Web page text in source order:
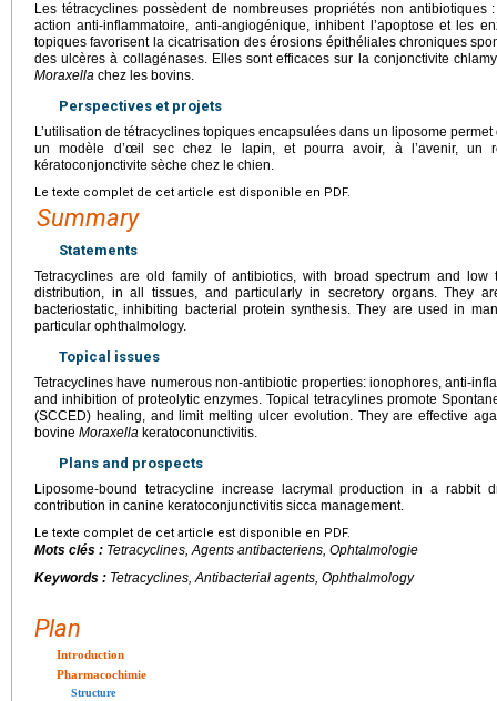
Les tétracyclines possèdent de nombreuses propriétés non
action anti-inflammatoire, anti-angiogénique, inhibent l’apoptose et les
topiques favorisent la cicatrisation des érosions épithéliales chroniques
des ulcères à collagénases. Elles sont efficaces sur la conjonctivite
Moraxella chez les bovins.
Perspectives et projets
L’utilisation de tétracyclines topiques encapsulées dans un liposome
un modèle d’œil sec chez le lapin, et pourra avoir, à l’avenir, un
kératoconjonctivite sèche chez le chien.
Le texte complet de cet article est disponible en PDF.
Summary
Statements
Tetracyclines are old family of antibiotics, with broad spectrum and low
distribution, in all tissues, and particularly in secretory organs. They
bacteriostatic, inhibiting bacterial protein synthesis. They are used in
particular ophthalmology.
Topical issues
Tetracyclines have numerous non-antibiotic properties: ionophores, anti-
and inhibition of proteolytic enzymes. Topical tetracylines promote
(SCCED) healing, and limit melting ulcer evolution. They are effective
bovine Moraxella keratoconunctivitis.
Plans and prospects
Liposome-bound tetracycline increase lacrymal production in a
contribution in canine keratoconjunctivitis sicca management.
Le texte complet de cet article est disponible en PDF.
Mots clés : Tetracyclines, Agents antibacteriens, Ophtalmologie
Keywords : Tetracyclines, Antibacterial agents, Ophthalmology
Plan
Introduction
Pharmacochimie
Structure